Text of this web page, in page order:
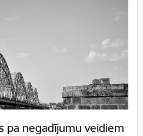
pa negadījumu veidiem